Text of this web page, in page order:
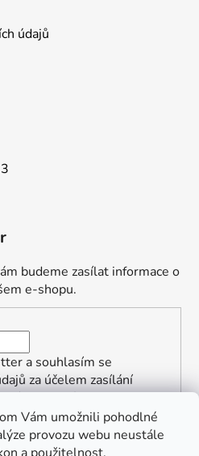
Vám umožnili pohodlné
provozu webu neustále
údajů
budeme zasílat informace o
e-shopu.
a souhlasím se
za účelem zasílání
a slevách.